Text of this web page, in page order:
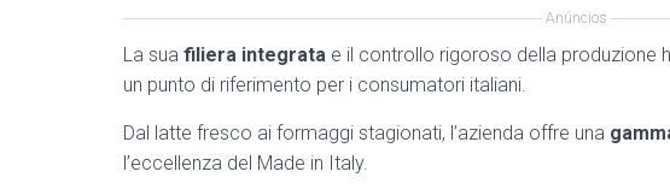
Anúncios
La sua filiera integrata e il controllo rigoroso della produzione
un punto di riferimento per i consumatori italiani.
Dal latte fresco ai formaggi stagionati, l’azienda offre una
l’eccellenza del Made in Italy.